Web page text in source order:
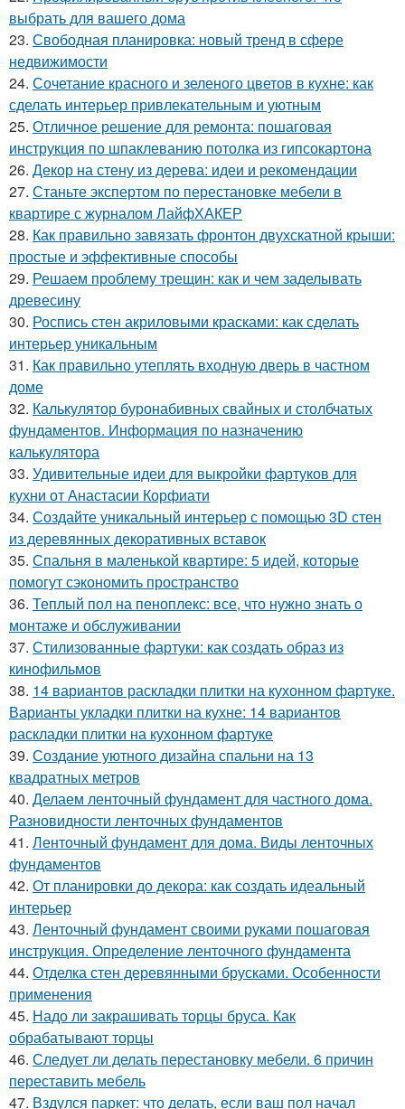
выбрать для вашего дома
23. Свободная планировка: новый тренд в сфере
недвижимости
24. Сочетание красного и зеленого цветов в кухне: как
сделать интерьер привлекательным и уютным
25. Отличное решение для ремонта: пошаговая
инструкция по шпаклеванию потолка из гипсокартона
26. Декор на стену из дерева: идеи и рекомендации
27. Станьте экспертом по перестановке мебели в
квартире с журналом ЛайфХАКЕР
28. Как правильно завязать фронтон двухскатной крыши:
простые и эффективные способы
29. Решаем проблему трещин: как и чем заделывать
древесину
30. Роспись стен акриловыми красками: как сделать
интерьер уникальным
31. Как правильно утеплять входную дверь в частном
доме
32. Калькулятор буронабивных свайных и столбчатых
фундаментов. Информация по назначению
калькулятора
33. Удивительные идеи для выкройки фартуков для
кухни от Анастасии Корфиати
34. Создайте уникальный интерьер с помощью 3D стен
из деревянных декоративных вставок
35. Спальня в маленькой квартире: 5 идей, которые
помогут сэкономить пространство
36. Теплый пол на пеноплекс: все, что нужно знать о
монтаже и обслуживании
37. Стилизованные фартуки: как создать образ из
кинофильмов
38. 14 вариантов раскладки плитки на кухонном фартуке.
Варианты укладки плитки на кухне: 14 вариантов
раскладки плитки на кухонном фартуке
39. Создание уютного дизайна спальни на 13
квадратных метров
40. Делаем ленточный фундамент для частного дома.
Разновидности ленточных фундаментов
41. Ленточный фундамент для дома. Виды ленточных
фундаментов
42. От планировки до декора: как создать идеальный
интерьер
43. Ленточный фундамент своими руками пошаговая
инструкция. Определение ленточного фундамента
44. Отделка стен деревянными брусками. Особенности
применения
45. Надо ли закрашивать торцы бруса. Как
обрабатывают торцы
46. Следует ли делать перестановку мебели. 6 причин
переставить мебель
47. Вздулся паркет: что делать, если ваш пол начал